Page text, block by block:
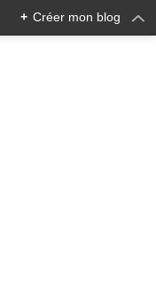
+ Créer mon blog